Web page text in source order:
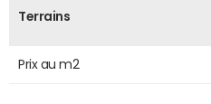
Terrains
Prix au m2